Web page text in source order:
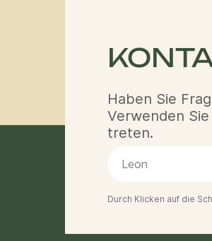
Haben Sie
Verwenden
treten.
Durch Klicken auf die